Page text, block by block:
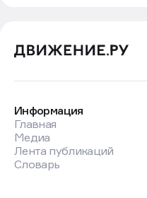
Информация
Главная
Медиа
Лента публикаций
Словарь